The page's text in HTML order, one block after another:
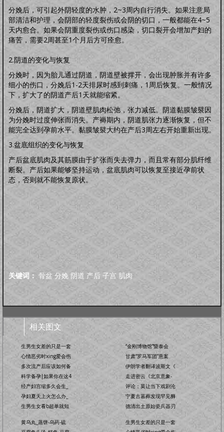
分娩后，可引起外阴轻度的水肿，2~3周内自行消失。如果注意局
部清洁和护理，会阴部的轻度裂伤或会阴的切口，一般都能在4~5
天内愈合。如果会阴重度裂伤或伤口感染，切口裂开会增加产妇的
痛苦，需要2周甚至1个月后方可痊愈。
2.阴道的变化与恢复
分娩时，因为胎儿通过阴道，阴道壁被撑开，会出现肿胀并有许多
细小的伤口，分娩后1-2天排尿时感到刺痛，1周后恢复。一般情况
下，扩大了的阴道产后1天就能缩紧。
分娩后，阴道扩大，阴道壁肌肉松弛，张力减低。阴道黏膜皱襞因
为分娩时过度伸张而消失。产褥期内，阴道肌张力逐渐恢复，但不
能完全达到孕前水平。黏膜皱襞大约在产后3周左右开始重新出现。
3.盆底组织的变化与恢复
产后盆底肌肉及其筋膜由于扩张而失去弹力，而且常有部分肌纤维
断裂。产后如果能够坚持运动，盆底肌肉可以恢复至接近孕前状
态，否则就不能恢复原状。
关键词： 骨盆 分娩 阴道 产后 子宫 肌肉
相关图文
生男生女差的只是一套
心情恶劣时xing爱会伤
多次流产后应该如何备
科学备孕|如果你在这4
经产妇宫缩多久会生_
孕妇夏天上火怎么办_
生男生女看b超单就知
“金刚博物馆”暨泰会
甘肃“罗马军团”悬案
伊朗学者翻译波斯文《
走进密云《北京意象-
评论：莫让当下戏剧沦
宁夏古墓葬发现罕见狮
德清出土原始瓷兵器刃
黄乌丸_蒸饼-乌药-硫
生男生女差的只是一套